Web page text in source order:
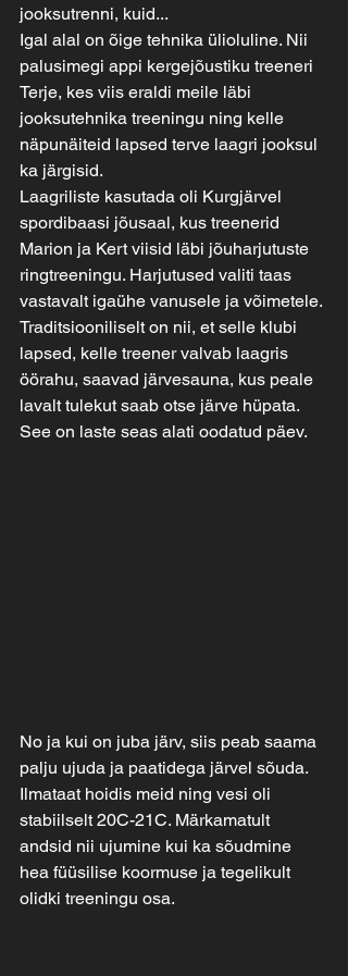
jooksutrenni, kuid...
Igal alal on õige tehnika ülioluline. Nii
palusimegi appi kergejõustiku treeneri
Terje, kes viis eraldi meile läbi
jooksutehnika treeningu ning kelle
näpunäiteid lapsed terve laagri jooksul
ka järgisid.
Laagriliste kasutada oli Kurgjärvel
spordibaasi jõusaal, kus treenerid
Marion ja Kert viisid läbi jõuharjutuste
ringtreeningu. Harjutused valiti taas
vastavalt igaühe vanusele ja võimetele.
Traditsiooniliselt on nii, et selle klubi
lapsed, kelle treener valvab laagris
öörahu, saavad järvesauna, kus peale
lavalt tulekut saab otse järve hüpata.
See on laste seas alati oodatud päev.
No ja kui on juba järv, siis peab saama
palju ujuda ja paatidega järvel sõuda.
Ilmataat hoidis meid ning vesi oli
stabiilselt 20C-21C. Märkamatult
andsid nii ujumine kui ka sõudmine
hea füüsilise koormuse ja tegelikult
olidki treeningu osa.